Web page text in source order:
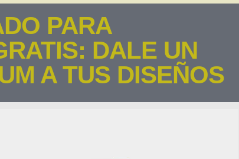
PARA
DALE UN
A TUS DISEÑOS